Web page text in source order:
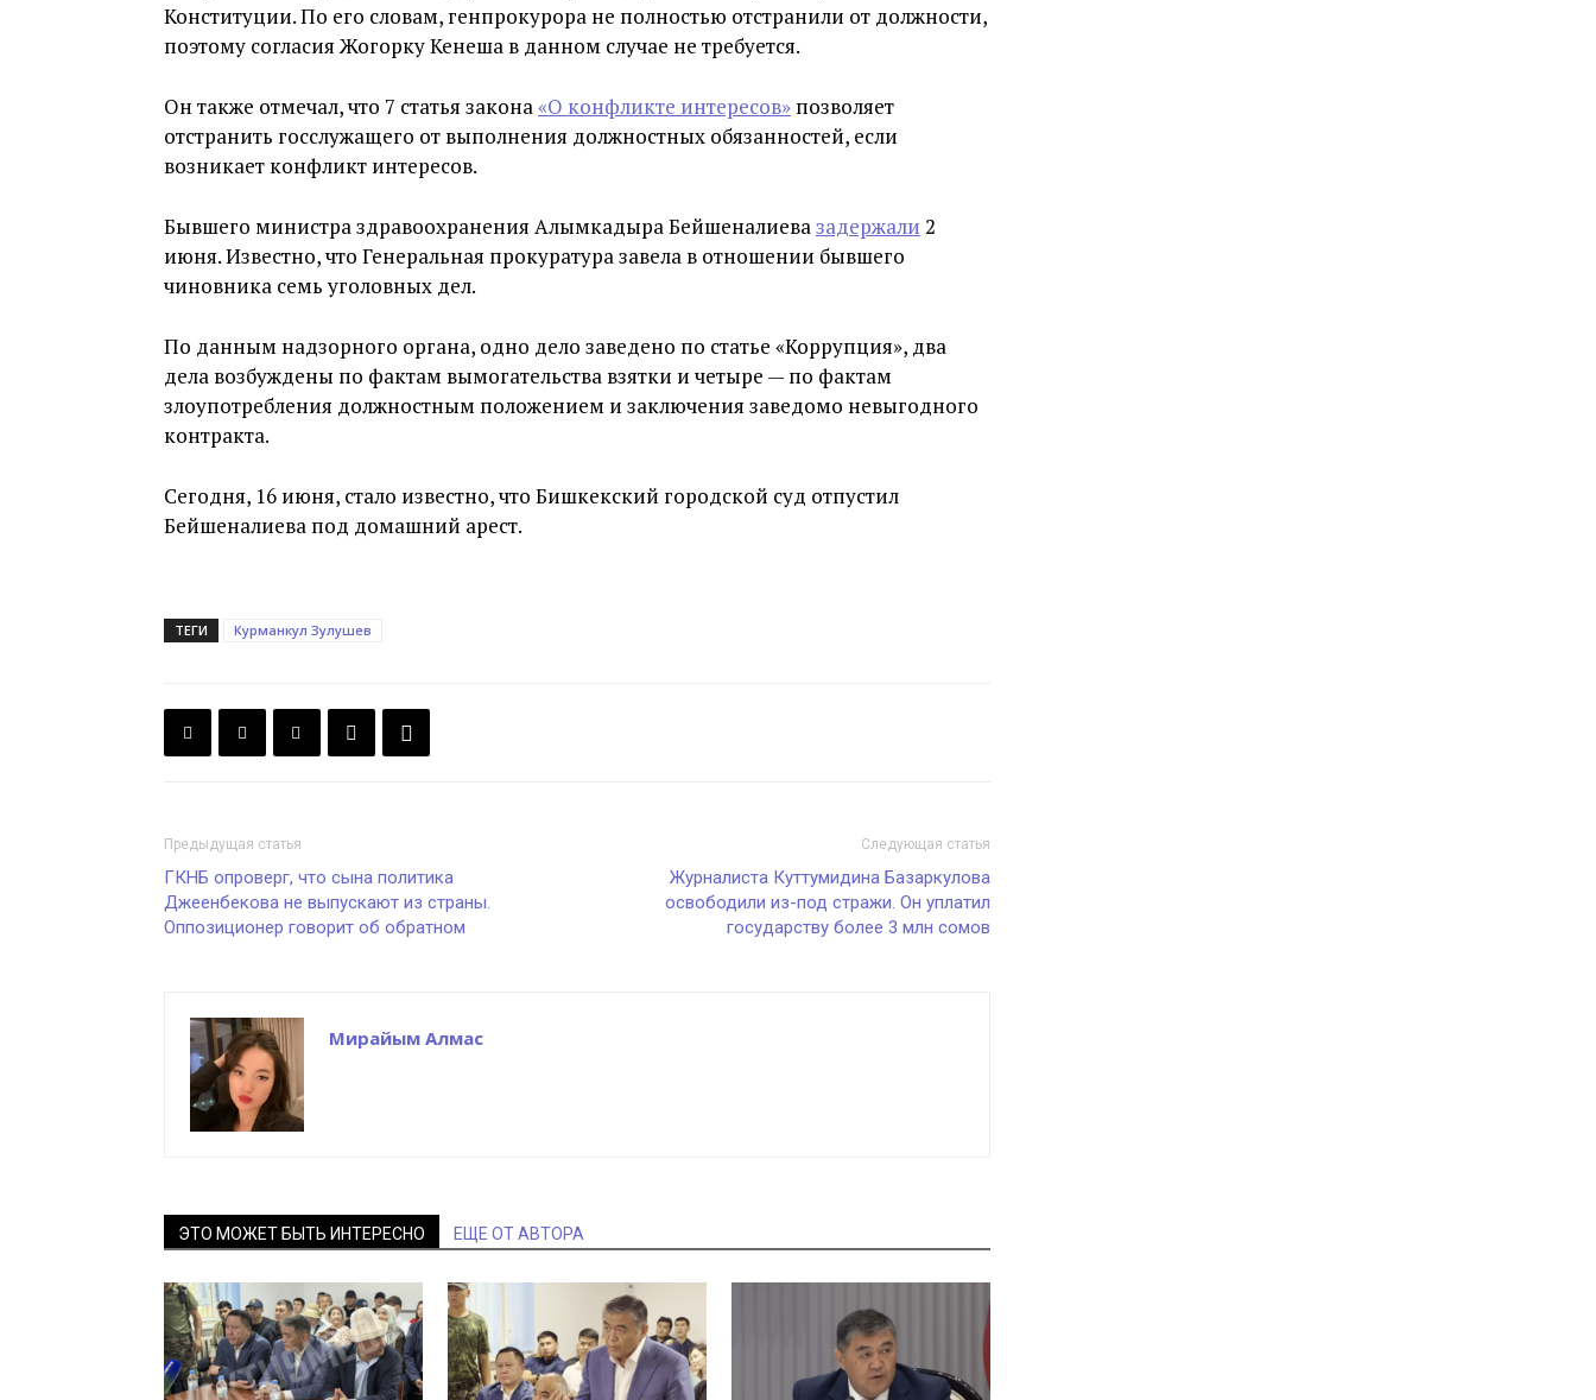
Конституции. По его словам, генпрокурора не полностью отстранили от должности,
поэтому согласия Жогорку Кенеша в данном случае не требуется.
Он также отмечал, что 7 статья закона«О конфликте интересов» позволяет
отстранить госслужащего от выполнения должностных обязанностей, если
возникает конфликт интересов.
Бывшего министра здравоохранения Алымкадыра Бейшеналиевазадержали 2
июня. Известно, что Генеральная прокуратура завела в отношении бывшего
чиновника семь уголовных дел.
По данным надзорного органа, одно дело заведено по статье «Коррупция», два
дела возбуждены по фактам вымогательства взятки и четыре — по фактам
злоупотребления должностным положением и заключения заведомо невыгодного
контракта.
Сегодня, 16 июня, стало известно, что Бишкекский городской суд отпустил
Бейшеналиева под домашний арест.
ТЕГИ Курманкул Зулушев
Предыдущая статья
ГКНБ опроверг, что сына политика
Джеенбекова не выпускают из страны.
Оппозиционер говорит об обратном
Следующая статья
Журналиста Куттумидина Базаркулова
освободили из-под стражи. Он уплатил
государству более 3 млн сомов
Мирайым Алмас
ЭТО МОЖЕТ БЫТЬ ИНТЕРЕСНО ЕЩЕ ОТ АВТОРА